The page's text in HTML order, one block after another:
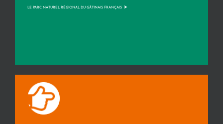
LE PARC NATUREL RÉGIONAL DU GÂTINAIS FRANÇAIS >